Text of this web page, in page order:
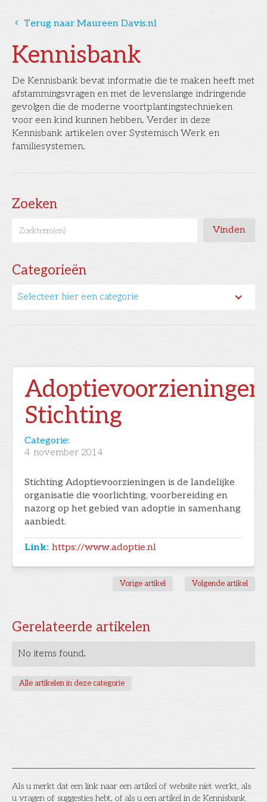
Als u merkt dat een link naar een artikel of website niet werkt, als
u vragen of suggesties hebt, of als u een artikel in de Kennisbank
Kennisbank
De Kennisbank bevat informatie die te maken heeft met
afstammingsvragen en met de levenslange indringende
gevolgen die de moderne voortplantingstechnieken
voor een kind kunnen hebben. Verder in deze
Kennisbank artikelen over Systemisch Werk en
familiesystemen.
Zoeken
Categorieën
Selecteer hier een categorie
󰅁 Terug naar Maureen Davis.nl
Stichting
Categorie:
4 november 2014
Stichting Adoptievoorzieningen is de landelijke
organisatie die voorlichting, voorbereiding en
nazorg op het gebied van adoptie in samenhang
aanbiedt.
Link: https://www.adoptie.nl
Vorige artikel Volgende artikel
Gerelateerde artikelen
No items found.
Alle artikelen in deze categorie